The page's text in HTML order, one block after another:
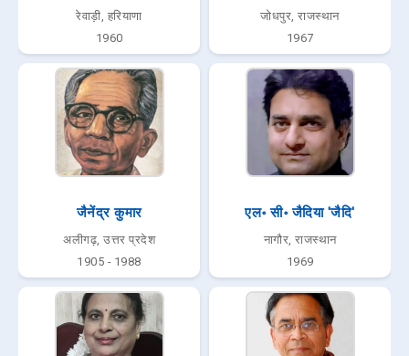
रेवाड़ी, हरियाणा
1960
जोधपुर, राजस्थान
1967
जैनेंद्र कुमार
अलीगढ़, उत्तर प्रदेश
1905 - 1988
एल॰ सी॰ जैदिया 'जैदि'
नागौर, राजस्थान
1969